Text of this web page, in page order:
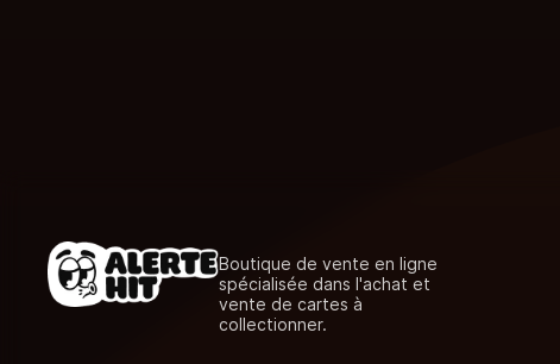
Boutique de vente en ligne
spécialisée dans l'achat et
vente de cartes à
collectionner.